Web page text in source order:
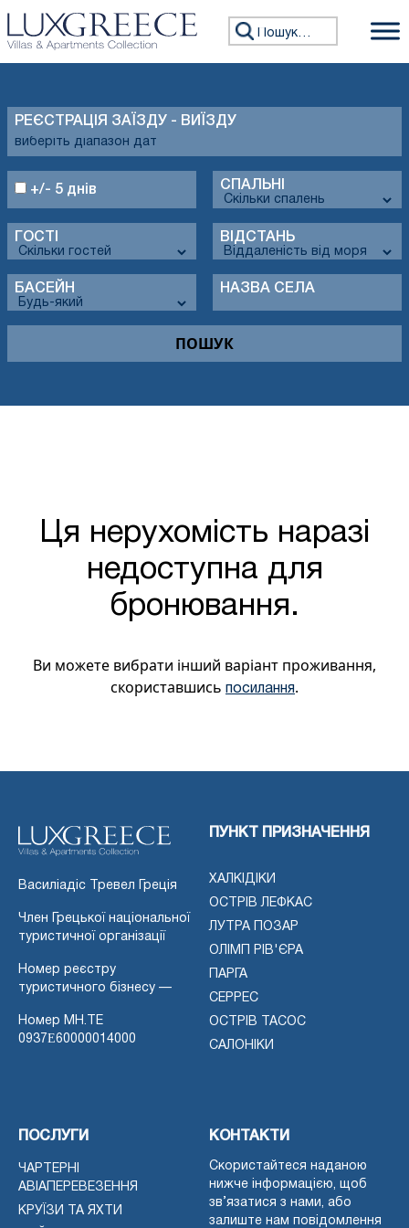
Пошук:
РЕЄСТРАЦІЯ ЗАЇЗДУ - ВИЇЗДУ
СПАЛЬНІ
ГОСТІ ВІДСТАНЬ
+/- 5 днів
БАСЕЙН НАЗВА СЕЛА
Ця нерухомість наразі
недоступна для
бронювання.
Ви можете вибрати інший варіант проживання,
скориставшись посилання .
Василіадіс Тревел Греція
Член Грецької національної
туристичної організації
Номер реєстру
туристичного бізнесу —
Номер MH.TE
0937Ε60000014000
ПУНКТ ПРИЗНАЧЕННЯ
ХАЛКІДІКИ
ОСТРІВ ЛЕФКАС
ЛУТРА ПОЗАР
ОЛІМП РІВ'ЄРА
ПАРГА
СЕРРЕС
ОСТРІВ ТАСОС
САЛОНІКИ
ПОСЛУГИ
ЧАРТЕРНІ
АВІАПЕРЕВЕЗЕННЯ
КРУЇЗИ ТА ЯХТИ
КОНТАКТИ
Скористайтеся наданою
нижче інформацією, щоб
зв’язатися з нами, або
залиште нам повідомлення